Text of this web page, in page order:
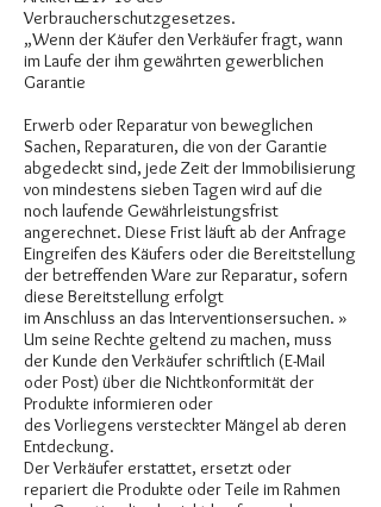
Verbraucherschutzgesetzes.
„Wenn der Käufer den Verkäufer fragt, wann
im Laufe der ihm gewährten gewerblichen
Garantie
Erwerb oder Reparatur von beweglichen
Sachen, Reparaturen, die von der Garantie
abgedeckt sind, jede Zeit der Immobilisierung
von mindestens sieben Tagen wird auf die
noch laufende Gewährleistungsfrist
angerechnet. Diese Frist läuft ab der Anfrage
Eingreifen des Käufers oder die Bereitstellung
der betreffenden Ware zur Reparatur, sofern
diese Bereitstellung erfolgt
im Anschluss an das Interventionsersuchen. »
Um seine Rechte geltend zu machen, muss
der Kunde den Verkäufer schriftlich (E-Mail
oder Post) über die Nichtkonformität der
Produkte informieren oder
des Vorliegens versteckter Mängel ab deren
Entdeckung.
Der Verkäufer erstattet, ersetzt oder
repariert die Produkte oder Teile im Rahmen